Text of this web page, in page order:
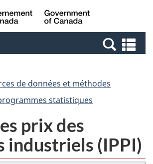
Passer
au
Passer
à
Canada
et
de données et méthodes
statistiques
prix des
industriels (IPPI)